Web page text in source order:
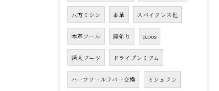
八方ミシン 本革 スパイクレス化
本革ソール 座刳り Koos
婦人ブーツ ドライプレミアム
ハーフソールラバー交換 ミシュラン